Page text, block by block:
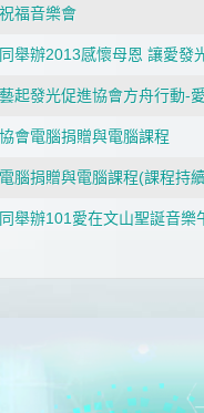
福音樂會
舉辦2013感懷母恩 讓愛發
起發光促進協會方舟行動-
會電腦捐贈與電腦課程
腦捐贈與電腦課程(課程持
舉辦101愛在文山聖誕音樂